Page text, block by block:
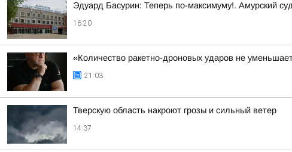
Эдуард Басурин: Теперь по-максимуму!. Амурский
16:20
«Количество ракетно-дроновых ударов не
21:03
Тверскую область накроют грозы и сильный ветер
14:37